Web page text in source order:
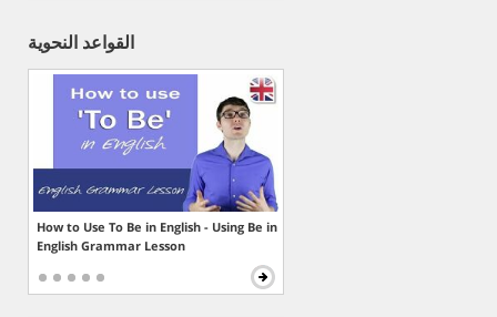
القواعد النحوية
How to Use To Be in English - Using Be in
English Grammar Lesson